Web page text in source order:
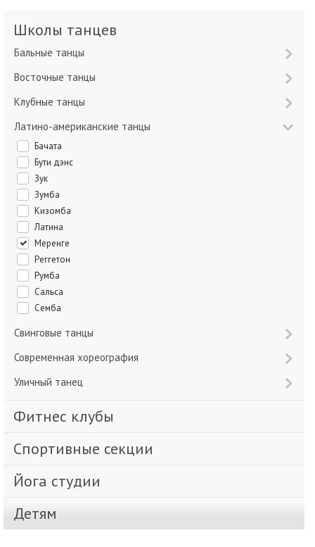
Школы танцев
Бальные танцы
Восточные танцы
Клубные танцы
Латино-американские танцы
Бачата
Бути дэнс
Зук
Зумба
Кизомба
Латина
Меренге
Реггетон
Румба
Сальса
Семба
Свинговые танцы
Современная хореография
Уличный танец
Фитнес клубы
Спортивные секции
Йога студии
Детям